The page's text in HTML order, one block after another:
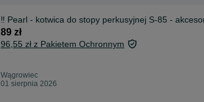
‼️ Pearl - kotwica do stopy perkusyjnej S-85 -
89 zł
96,55 zł z Pakietem Ochronnym
Wągrowiec
01 sierpnia 2026